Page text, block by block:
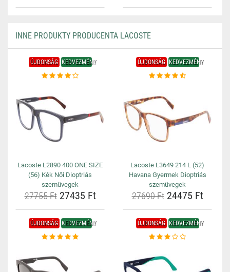
INNE PRODUKTY PRODUCENTA LACOSTE
ÚJDONSÁG KEDVEZMÉNY
Lacoste L2890 400 ONE SIZE
(56) Kék Női Dioptriás
szemüvegek
27755 Ft27435 Ft
ÚJDONSÁG KEDVEZMÉNY
Lacoste L3649 214 L (52)
Havana Gyermek Dioptriás
szemüvegek
27690 Ft24475 Ft
ÚJDONSÁG KEDVEZMÉNY ÚJDONSÁG KEDVEZMÉNY